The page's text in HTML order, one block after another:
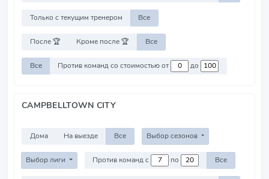
Только с текущим тренером Все
После 🏆 Кроме после 🏆 Все
Все Против команд со стоимостью от до
CAMPBELLTOWN CITY
Дома На выезде Все Выбор сезонов
Выбор лиги Против команд с по Все